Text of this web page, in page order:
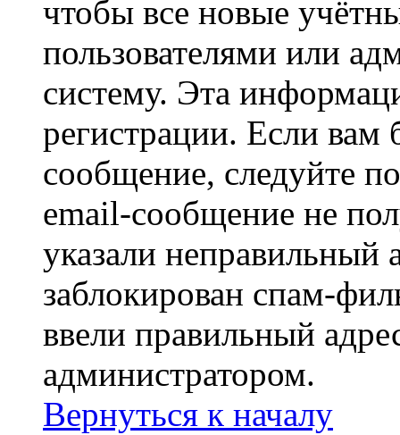
чтобы все новые
пользователями или
систему. Эта
регистрации. Если
сообщение, следуйте
email-сообщение не
указали неправильный
заблокирован спам-
ввели правильный
администратором.
Вернуться к началу